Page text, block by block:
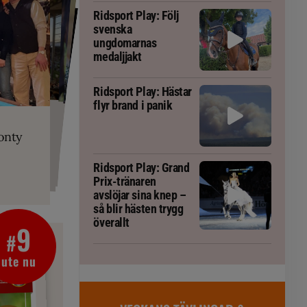
är allt
fång
blivit
tränaren
#9
ute nu
Ridsport Play: Följ
svenska
ungdomarnas
medaljjakt
Ridsport Play: Hästar
flyr brand i panik
Ridsport Play: Grand
Prix-tränaren
avslöjar sina knep –
så blir hästen trygg
överallt